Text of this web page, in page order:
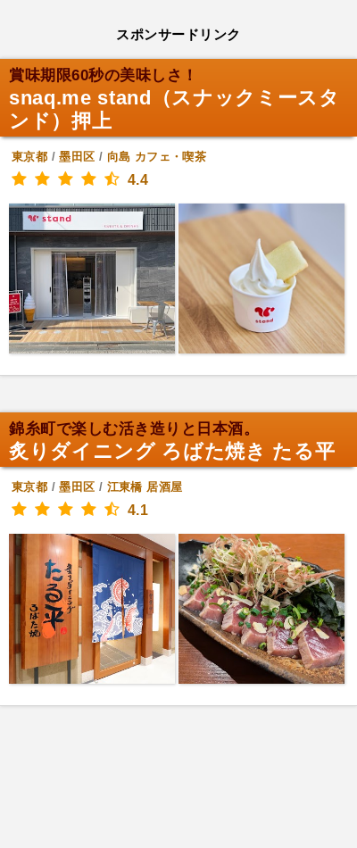
スポンサードリンク
賞味期限60秒の美味しさ！
snaq.me stand（スナックミースタ
ンド）押上
東京都 /墨田区 / 向島 カフェ・喫茶
4.4
錦糸町で楽しむ活き造りと日本酒。
炙りダイニング ろばた焼き たる平
東京都 /墨田区 / 江東橋 居酒屋
4.1